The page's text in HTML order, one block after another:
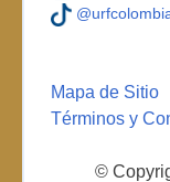
Mapa de Sitio
Términos y
©